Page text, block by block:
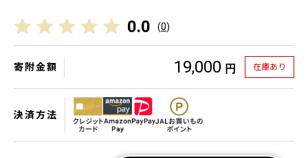
0.0 (0)
寄附金額 19,000 円 在庫あり
決済方法